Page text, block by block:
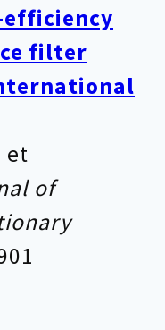
filter
et
of